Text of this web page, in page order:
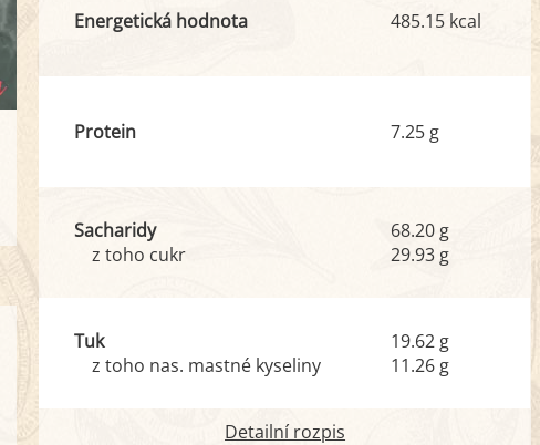
Energetická hodnota 485.15 kcal
Protein 7.25 g
Sacharidy
z toho cukr
68.20 g
29.93 g
Tuk
z toho nas. mastné kyseliny
19.62 g
11.26 g
Detailní rozpis